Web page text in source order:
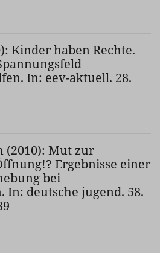
Kinder haben Rechte.
In: eev-aktuell. 28.
(2010): Mut zur
Ergebnisse einer
bei
In: deutsche jugend. 58.